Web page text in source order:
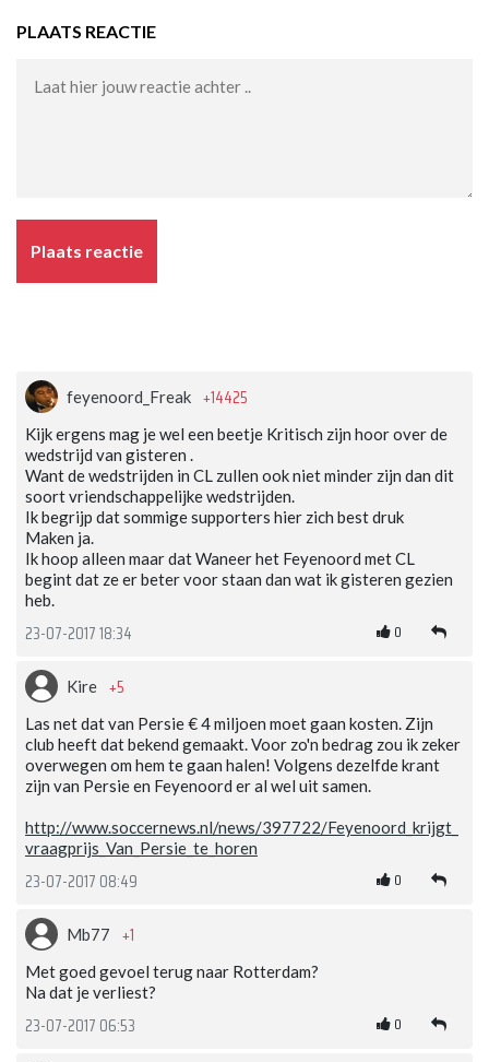
PLAATS REACTIE
Plaats reactie
feyenoord_Freak +14425
Kijk ergens mag je wel een beetje Kritisch zijn hoor over de
wedstrijd van gisteren .
Want de wedstrijden in CL zullen ook niet minder zijn dan dit
soort vriendschappelijke wedstrijden.
Ik begrijp dat sommige supporters hier zich best druk
Maken ja.
Ik hoop alleen maar dat Waneer het Feyenoord met CL
begint dat ze er beter voor staan dan wat ik gisteren gezien
heb.
23-07-2017 18:34 0
Kire +5
Las net dat van Persie € 4 miljoen moet gaan kosten. Zijn
club heeft dat bekend gemaakt. Voor zo'n bedrag zou ik zeker
overwegen om hem te gaan halen! Volgens dezelfde krant
zijn van Persie en Feyenoord er al wel uit samen.
http://www.soccernews.nl/news/397722/Feyenoord_krijgt_
vraagprijs_Van_Persie_te_horen
23-07-2017 08:49 0
Mb77 +1
Met goed gevoel terug naar Rotterdam?
Na dat je verliest?
23-07-2017 06:53 0